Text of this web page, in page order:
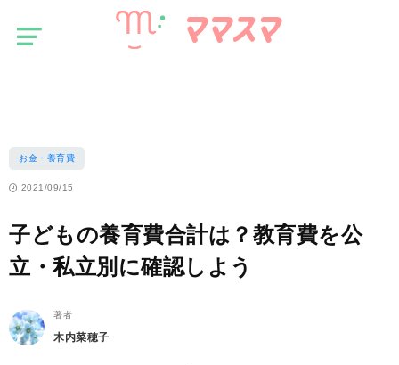
子どもの養育費合計は？教育費を公立・私立別に確認しよう
お金・養育費
2021/09/15
子どもの養育費合計は？教育費を公
立・私立別に確認しよう
著者
木内菜穂子